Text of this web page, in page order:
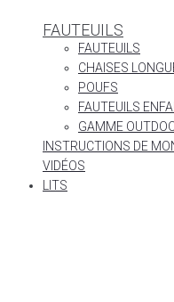
FAUTEUILS
FAUTEUILS
CHAISES
POUFS
FAUTEUILS
GAMME
INSTRUCTIONS DE
VIDÉOS
LITS